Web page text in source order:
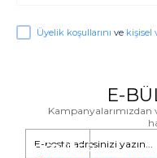
Üyelik koşullarını ve kişisel
E-
GÖNDER